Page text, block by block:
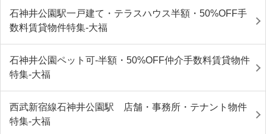
石神井公園駅一戸建て・テラスハウス半額・50%OFF手
数料賃貸物件特集-大福
石神井公園ペット可-半額・50%OFF仲介手数料賃貸物件
特集-大福
西武新宿線石神井公園駅 店舗・事務所・テナント物件
特集-大福